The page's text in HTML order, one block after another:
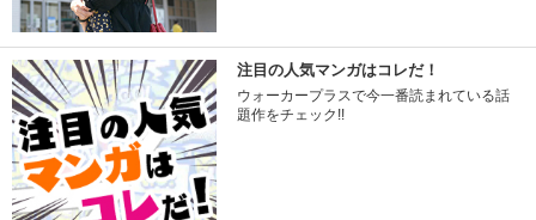
注目の人気マンガはコレだ！
ウォーカープラスで今一番読まれている話
題作をチェック!!